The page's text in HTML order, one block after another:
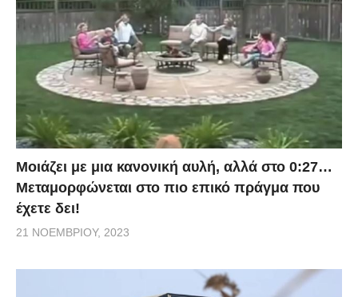
Μοιάζει με μια κανονική αυλή, αλλά στο 0:27…
Μεταμορφώνεται στο πιο επικό πράγμα που
έχετε δει!
21 ΝΟΕΜΒΡΊΟΥ, 2023